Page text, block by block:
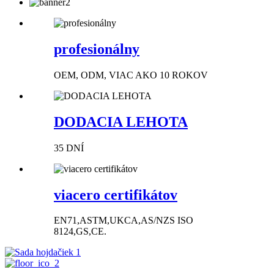
profesionálny
OEM, ODM, VIAC AKO 10 ROKOV
DODACIA LEHOTA
35 DNÍ
viacero certifikátov
EN71,ASTM,UKCA,AS/NZS ISO
8124,GS,CE.